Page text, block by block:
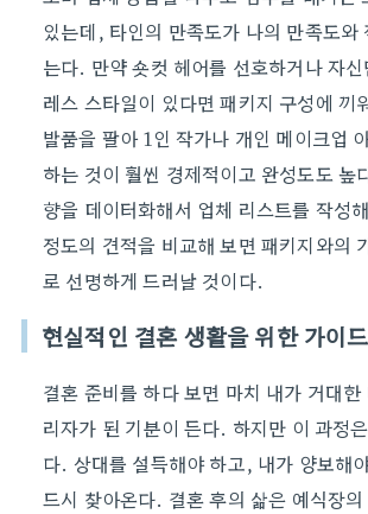
있는데, 타인의 만족도가 나의 만족도와
는다. 만약 숏컷 헤어를 선호하거나 자
레스 스타일이 있다면 패키지 구성에 끼
발품을 팔아 1인 작가나 개인 메이크업
하는 것이 훨씬 경제적이고 완성도도 높
향을 데이터화해서 업체 리스트를 작성
정도의 견적을 비교해 보면 패키지와의
로 선명하게 드러날 것이다.
현실적인 결혼 생활을 위한 가이
결혼 준비를 하다 보면 마치 내가 거대
리자가 된 기분이 든다. 하지만 이 과정
다. 상대를 설득해야 하고, 내가 양보해
드시 찾아온다. 결혼 후의 삶은 예식장